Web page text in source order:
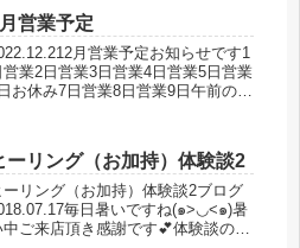
でご注意下さいねっ(o^^o)10キロを
分けするの面倒くさい...
営業予定
月営業予定お知らせです1
営業2日営業3日営業4日営業5日営業
お休み7日営業8日営業9日午前のみ
✖️18日✖️19日営業20日✖️2...
ーリング（お加持）体験談2
ーリング（お加持）体験談2ブログ
毎日暑いですね(๑>◡<๑)暑
中ご来店頂き感謝です💕体験談のご